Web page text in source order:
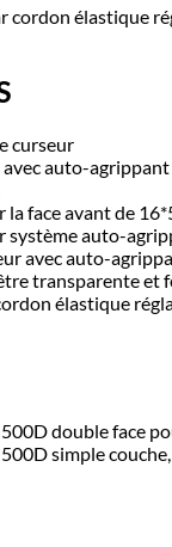
cordon élastique
curseur
auto-
face avant de
système auto-
avec auto-
transparente
élastique
double face
simple couche,